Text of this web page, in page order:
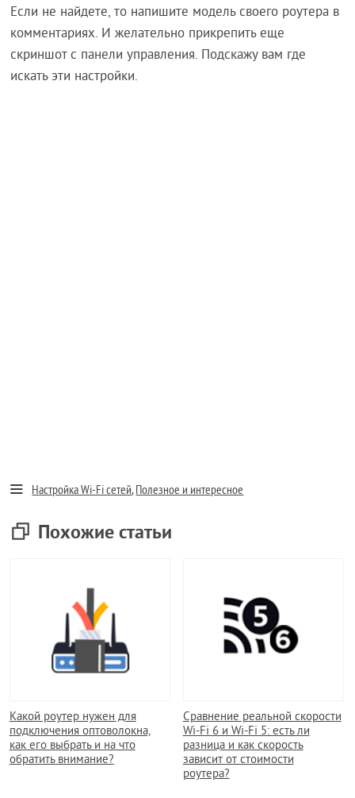
Если не найдете, то напишите модель своего роутера в
комментариях. И желательно прикрепить еще
скриншот с панели управления. Подскажу вам где
искать эти настройки.
Настройка Wi-Fi сетей,Полезное и интересное
Похожие статьи
Какой роутер нужен для
подключения оптоволокна,
как его выбрать и на что
обратить внимание?
Сравнение реальной скорости
Wi-Fi 6 и Wi-Fi 5: есть ли
разница и как скорость
зависит от стоимости
роутера?